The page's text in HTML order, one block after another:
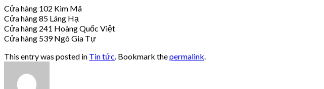
Cửa hàng 102 Kim Mã
Cửa hàng 85 Láng Hạ
Cửa hàng 241 Hoàng Quốc Việt
Cửa hàng 539 Ngô Gia Tự
This entry was posted in Tin tức. Bookmark thepermalink.